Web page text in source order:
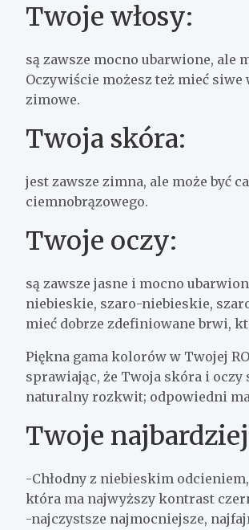
Twoje włosy:
są zawsze mocno ubarwione, ale
Oczywiście możesz też mieć
zimowe.
Twoja skóra:
jest zawsze zimna, ale może być
ciemnobrązowego.
Twoje oczy:
są zawsze jasne i mocno
niebieskie, szaro-niebieskie,
mieć dobrze zdefiniowane brwi,
Piękna gama kolorów w Twojej
sprawiając, że Twoja skóra i
naturalny rozkwit; odpowiedni
Twoje
-Chłodny z niebieskim
która ma najwyższy kontrast
-najczystsze najmocniejsze,